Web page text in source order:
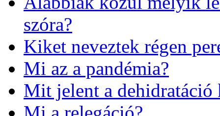
szóra?
Kiket neveztek régen
Mi az a pandémia?
Mit jelent a dehidratáció